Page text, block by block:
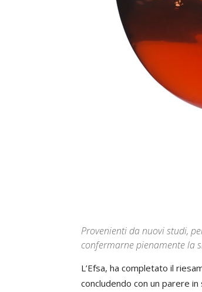
Provenienti da nuovi studi,
confermarne pienamente la
L’Efsa, ha completato il
concludendo con un parere